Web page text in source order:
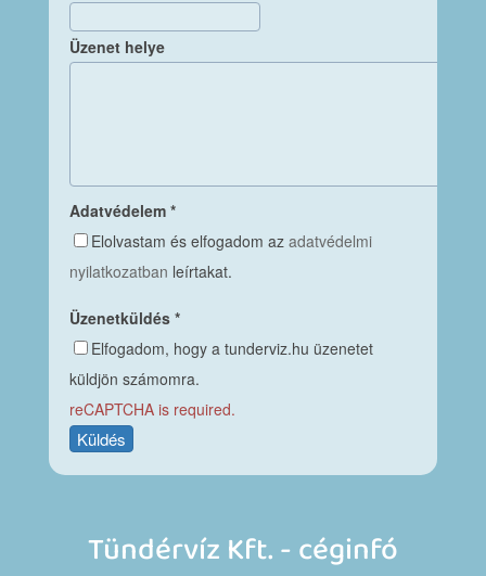
Üzenet helye
Adatvédelem *
Elolvastam és elfogadom az adatvédelmi
nyilatkozatban leírtakat.
Üzenetküldés *
Elfogadom, hogy a tunderviz.hu üzenetet
küldjön számomra.
reCAPTCHA is required.
Küldés
Tündérvíz Kft. - céginfó